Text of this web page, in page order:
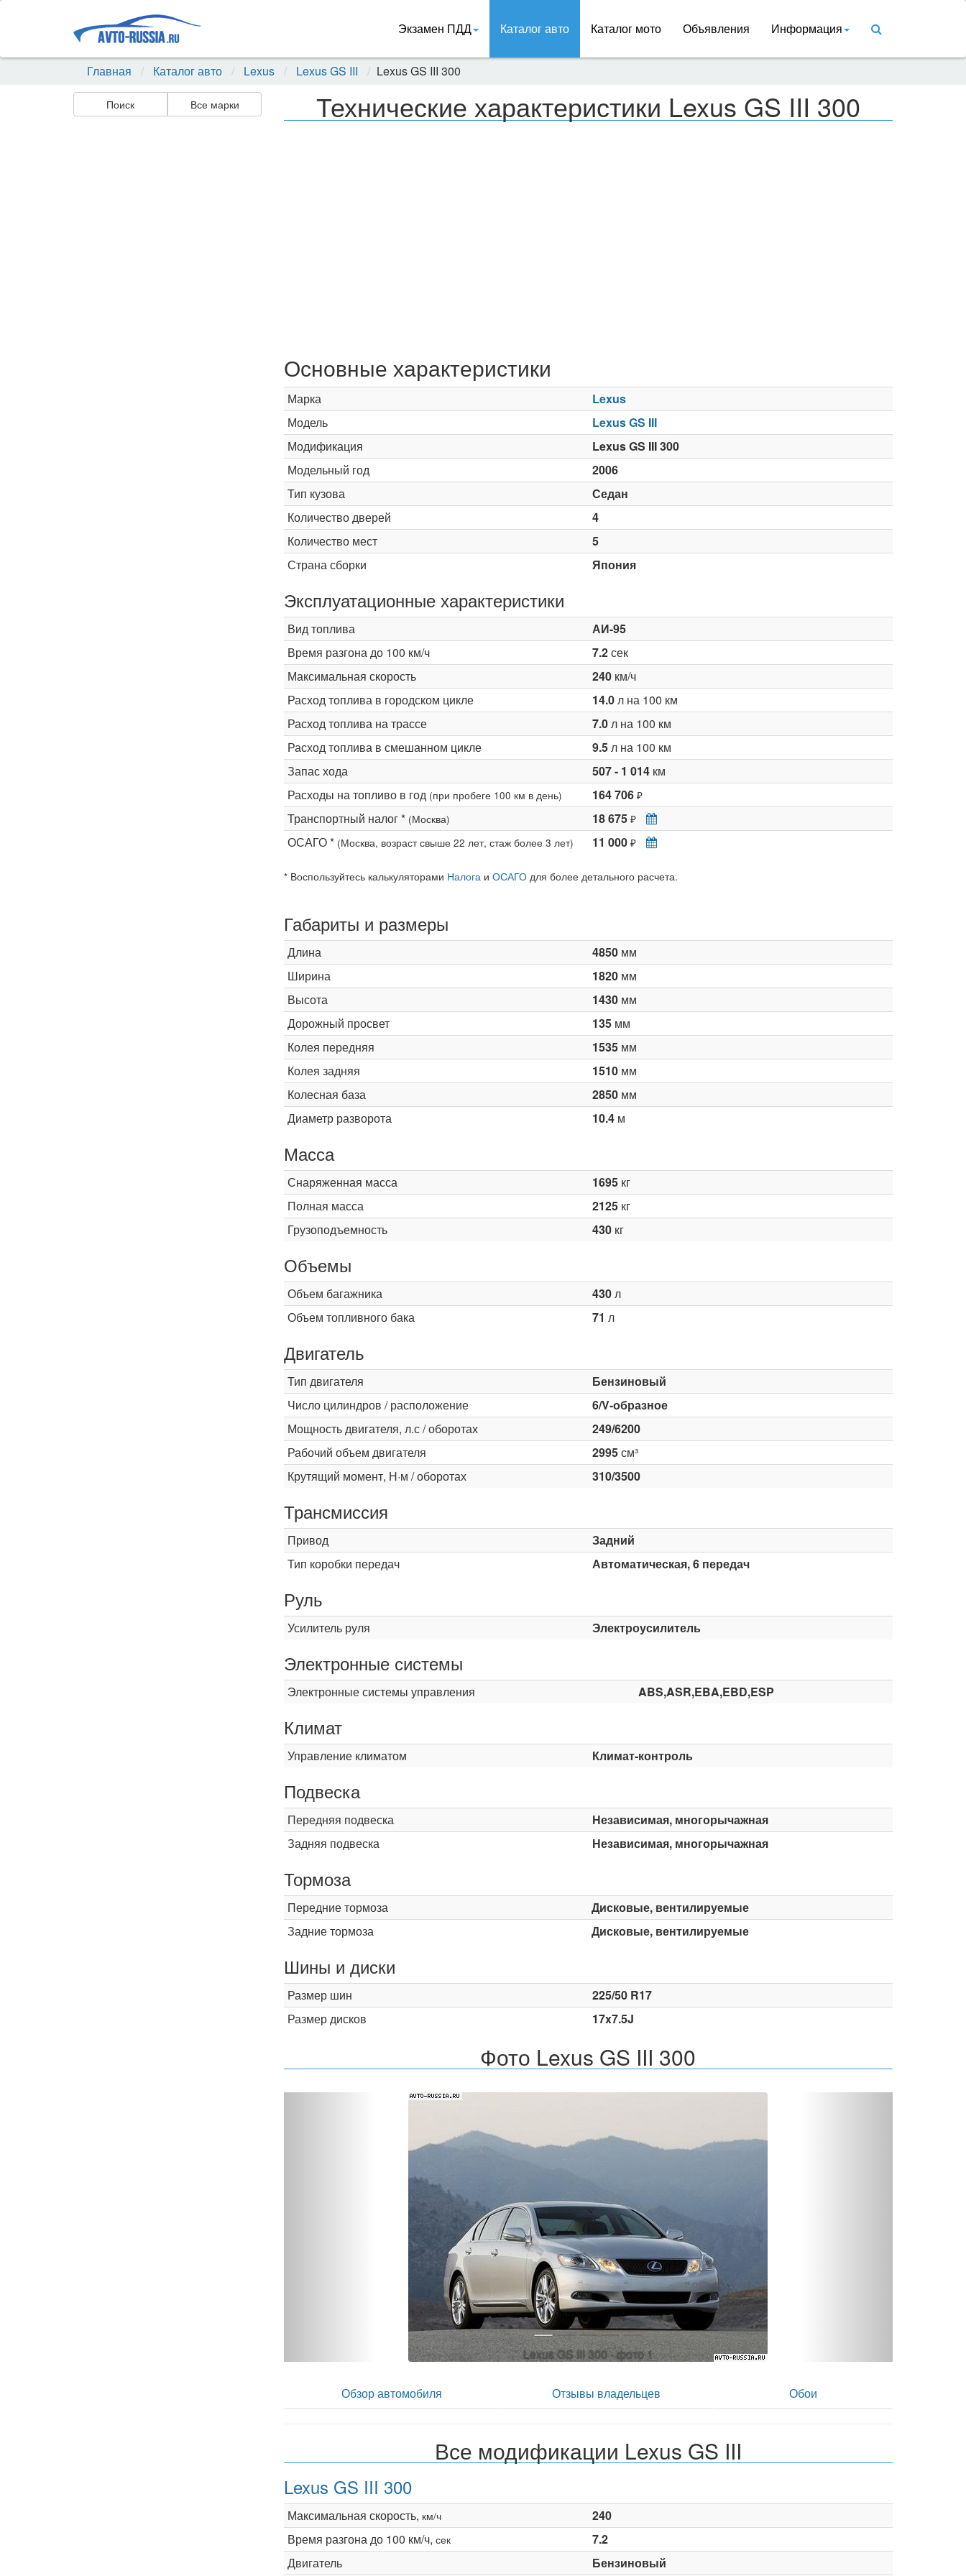
Экзамен ПДД Каталог авто Каталог мото Объявления Информация
Главная Каталог авто Lexus Lexus GS III Lexus GS III 300
Поиск Все марки Технические характеристики Lexus GS III 300
Основные характеристики
Марка
Lexus
Модель
Lexus GS III
Модификация
Lexus GS III 300
Модельный год
2006
Тип кузова
Седан
Количество дверей
4
Количество мест
5
Страна сборки
Япония
Эксплуатационные характеристики
Вид топлива
АИ-95
Время разгона до 100 км/ч
7.2сек
Максимальная скорость
240км/ч
Расход топлива в городском цикле
14.0л на 100 км
Расход топлива на трассе
7.0л на 100 км
Расход топлива в смешанном цикле
9.5л на 100 км
Запас хода
507 - 1 014км
Расходы на топливо в год (при пробеге 100 км в день) 164 706 ₽
Транспортный налог * (Москва) 18 675 ₽
ОСАГО * (Москва, возраст свыше 22 лет, стаж более 3 лет) 11 000 ₽
* Воспользуйтесь калькуляторами Налогаи ОСАГОдля более детального расчета.
Габариты и размеры
Длина 4850мм
Ширина
1820мм
Высота
1430мм
Дорожный просвет
135мм
Колея передняя
1535мм
Колея задняя
1510мм
Колесная база
2850мм
Диаметр разворота
10.4м
Масса
Снаряженная масса 1695кг
Полная масса
2125кг
Грузоподъемность
430кг
Объемы
Объем багажника 430л
Объем топливного бака
71 л
Двигатель
Тип двигателя
Бензиновый
Число цилиндров / расположение
6/V-образное
Мощность двигателя, л.с / оборотах
249/6200
Рабочий объем двигателя
2995см³
Крутящий момент, Н·м / оборотах
310/3500
Трансмиссия
Привод
Задний
Тип коробки передач
Автоматическая, 6 передач
Руль
Усилитель руля Электроусилитель
Электронные системы
Электронные системы управления ABS,ASR,EBA,EBD,ESP
Климат
Управление климатом Климат-контроль
Подвеска
Передняя подвеска
Независимая, многорычажная
Задняя подвеска
Независимая, многорычажная
Тормоза
Передние тормоза
Дисковые, вентилируемые
Задние тормоза
Дисковые, вентилируемые
Шины и диски
Размер шин
225/50 R17
Размер дисков
17x7.5J
Фото Lexus GS III 300
Lexus GS III 300 - фото 2
Обзор автомобиля Отзывы владельцев Обои
Все модификации Lexus GS III
Lexus GS III 300
Максимальная скорость, км/ч
240
Время разгона до 100 км/ч, сек
7.2
Двигатель
Бензиновый